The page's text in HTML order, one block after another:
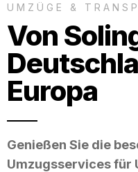
UMZÜGE &
Von
Europa
Genießen Sie die
Umzugsservices für